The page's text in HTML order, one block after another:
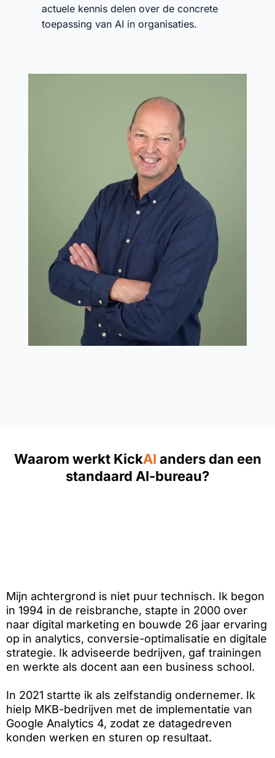
actuele kennis delen over de concrete
toepassing van AI in organisaties.
Waarom werkt KickAI anders dan een
standaard AI-bureau?
Mijn achtergrond is niet puur technisch. Ik begon
in 1994 in de reisbranche, stapte in 2000 over
naar digital marketing en bouwde 26 jaar ervaring
op in analytics, conversie-optimalisatie en digitale
strategie. Ik adviseerde bedrijven, gaf trainingen
en werkte als docent aan een business school.
In 2021 startte ik als zelfstandig ondernemer. Ik
hielp MKB-bedrijven met de implementatie van
Google Analytics 4, zodat ze datagedreven
konden werken en sturen op resultaat.